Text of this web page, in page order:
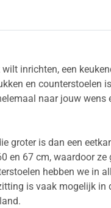
inrichten, een
en
naar jouw wens
groter is dan een
en 67 cm, waardoor
hebben we in
is vaak mogelijk